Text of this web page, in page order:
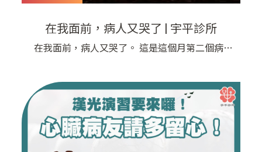
在我面前，病人又哭了 | 宇平診所
在我面前，病人又哭了。 這是這個月第二個病人
共同的偶像，她有一首很好聽的歌：「我一個人
住」，中間有一段歌詞：親愛的我的溫柔你怎麼記
得住，從來沒有在你面前哭。 從那之後，從癡傻
宅男的高中之後，我就一直以為女生在男生面前
哭，是很浪漫的行為……